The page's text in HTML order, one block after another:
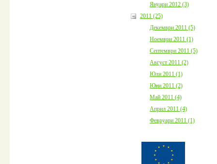
Януари 2012 (3)
2011 (25)
Декември 2011 (5)
Ноември 2011 (1)
Септември 2011 (5)
Август 2011 (2)
Юли 2011 (1)
Юни 2011 (2)
Май 2011 (4)
Април 2011 (4)
Февруари 2011 (1)